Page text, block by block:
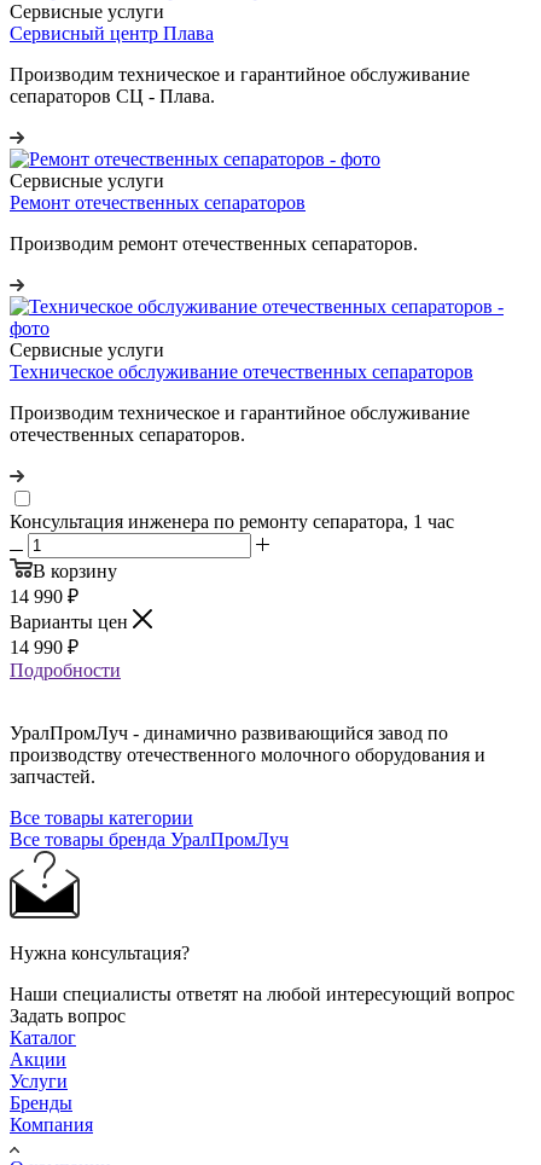
Сервисные услуги
Сервисный центр Плава
Производим техническое и гарантийное обслуживание
сепараторов СЦ - Плава.
Сервисные услуги
Ремонт отечественных сепараторов
Производим ремонт отечественных сепараторов.
Сервисные услуги
Техническое обслуживание отечественных сепараторов
Производим техническое и гарантийное обслуживание
отечественных сепараторов.
Консультация инженера по ремонту сепаратора, 1 час
В корзину
14 990 ₽
Варианты цен
14 990 ₽
Подробности
УралПромЛуч - динамично развивающийся завод по
производству отечественного молочного оборудования и
запчастей.
Все товары категории
Все товары бренда УралПромЛуч
Нужна консультация?
Наши специалисты ответят на любой интересующий вопрос
Задать вопрос
Каталог
Акции
Услуги
Бренды
Компания